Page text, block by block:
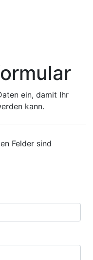
ein, damit Ihr
kann.
Felder sind